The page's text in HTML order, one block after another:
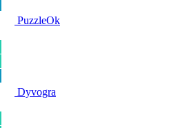
PuzzleOk
Dyvogra